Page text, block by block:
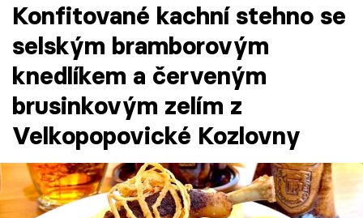
Témata
Recepty
Články
TV Program
Konfitované kachní stehno se
selským bramborovým
knedlíkem a červeným
brusinkovým zelím z
Velkopopovické Kozlovny